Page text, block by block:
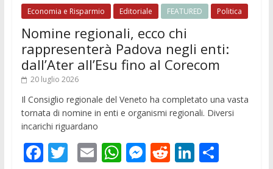
Economia e Risparmio Editoriale FEATURED Politica
Nomine regionali, ecco chi
rappresenterà Padova negli enti:
dall’Ater all’Esu fino al Corecom
20 luglio 2026
Il Consiglio regionale del Veneto ha completato una vasta
tornata di nomine in enti e organismi regionali. Diversi
incarichi riguardano
F T E W M R Li C